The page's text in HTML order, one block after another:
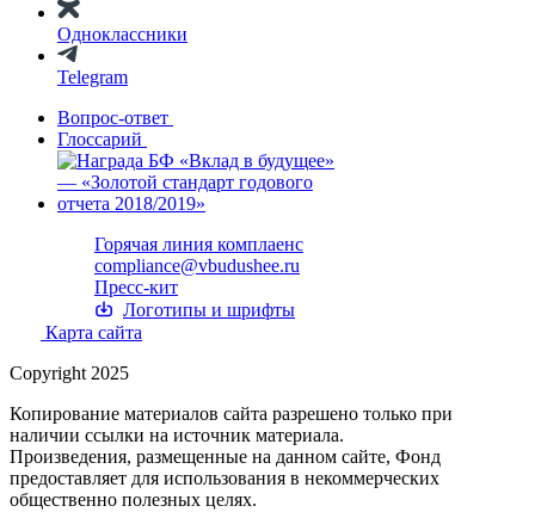
Одноклассники
Telegram
Вопрос-ответ
Глоссарий
Горячая линия комплаенс
compliance@vbudushee.ru
Пресс-кит
Логотипы и шрифты
Карта сайта
Copyright 2025
Копирование материалов сайта разрешено только при
наличии ссылки на источник материала.
Произведения, размещенные на данном сайте, Фонд
предоставляет для использования в некоммерческих
общественно полезных целях.